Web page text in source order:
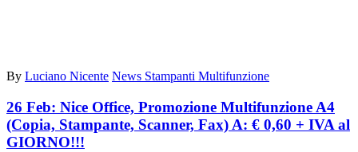
By Luciano Nicente News Stampanti Multifunzione
26 Feb: Nice Office, Promozione Multifunzione A4
(Copia, Stampante, Scanner, Fax) A: € 0,60 + IVA al
GIORNO!!!